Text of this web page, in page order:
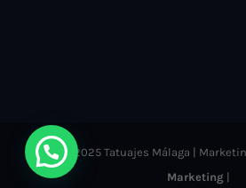
© 2025 Tatuajes Málaga |
Marketing